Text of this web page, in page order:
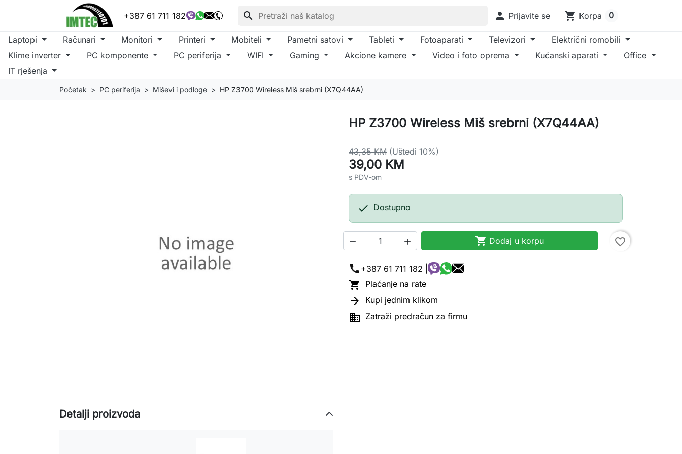
+387 61 711 182 search  Prijavite se shopping_cart Korpa 0
Laptopi Računari Monitori Printeri Mobiteli Pametni satovi Tableti Fotoaparati Televizori
Električni romobili
Klime inverter
PC komponente PC periferija WIFI Gaming Akcione kamere Video i foto oprema Kućanski aparati
Office
IT rješenja
Početak PC periferija Miševi i podloge HP Z3700 Wireless Miš srebrni (X7Q44AA)
HP Z3700 Wireless Miš srebrni (X7Q44AA)
43,35 KM (Uštedi 10%)
39,00 KM
s PDV-om
 Dostupno
   Dodaj u korpu favorite_border
call +387 61 711 182 |
 Plaćanje na rate
 Kupi jednim klikom
 Zatraži predračun za firmu
Detalji proizvoda